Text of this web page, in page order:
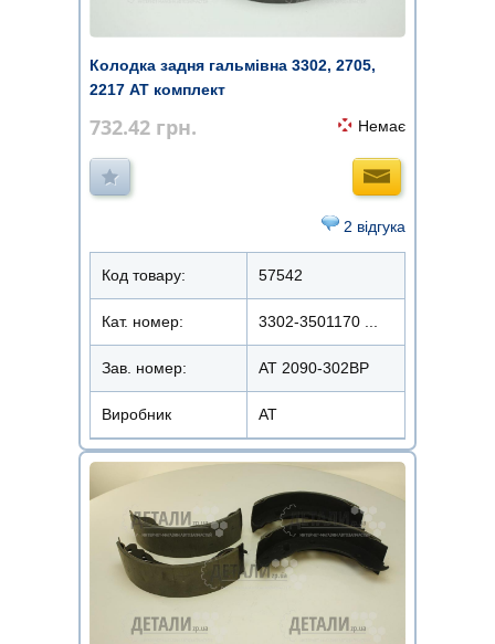
Колодка задня гальмівна 3302, 2705,
2217 АТ комплект
732.42 грн. Немає
2 відгука
Код товару: 57542
Кат. номер: 3302-3501170 ...
Зав. номер: AT 2090-302BP
Виробник АТ